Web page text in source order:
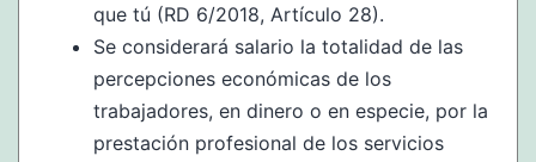
que tú (RD 6/2018, Artículo 28).
Se considerará salario la totalidad de las
percepciones económicas de los
trabajadores, en dinero o en especie, por la
prestación profesional de los servicios